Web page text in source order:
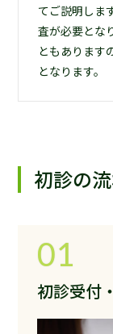
てご説明しま
査が必要とな
ともあります
となります。
初診の
01
初診受付